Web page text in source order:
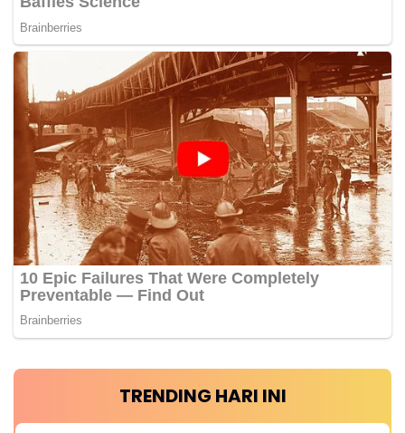
TRENDING HARI INI